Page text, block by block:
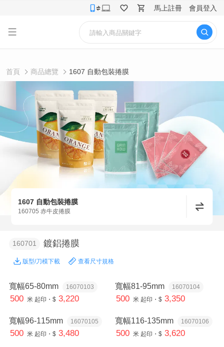
馬上註冊 會員登入
首頁 商品總覽 1607 自動包裝捲膜
1607 自動包裝捲膜
160705 赤牛皮捲膜
160701 鍍鋁捲膜
版型/刀模下載 查看尺寸規格
寬幅65-80mm 16070103
500 米 起印・$ 3,220
寬幅81-95mm 16070104
500 米 起印・$ 3,350
寬幅96-115mm 16070105
500 米 起印・$ 3,480
寬幅116-135mm 16070106
500 米 起印・$ 3,620